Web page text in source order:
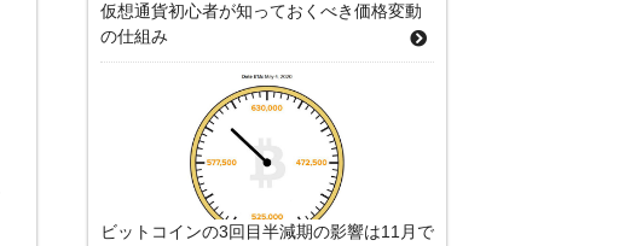
仮想通貨初心者が知っておくべき価格変動
の仕組み
ビットコインの3回目半減期の影響は11月で